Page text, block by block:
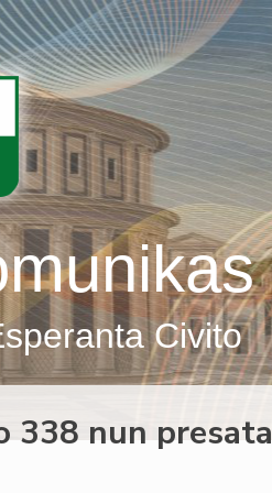
Civito
338 nun presata